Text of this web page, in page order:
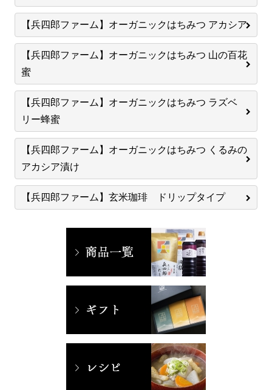
【兵四郎ファーム】オーガニックはちみつ アカシア
【兵四郎ファーム】オーガニックはちみつ 山の百花
蜜
【兵四郎ファーム】オーガニックはちみつ ラズベ
リー蜂蜜
【兵四郎ファーム】オーガニックはちみつ くるみの
アカシア漬け
【兵四郎ファーム】玄米珈琲 ドリップタイプ